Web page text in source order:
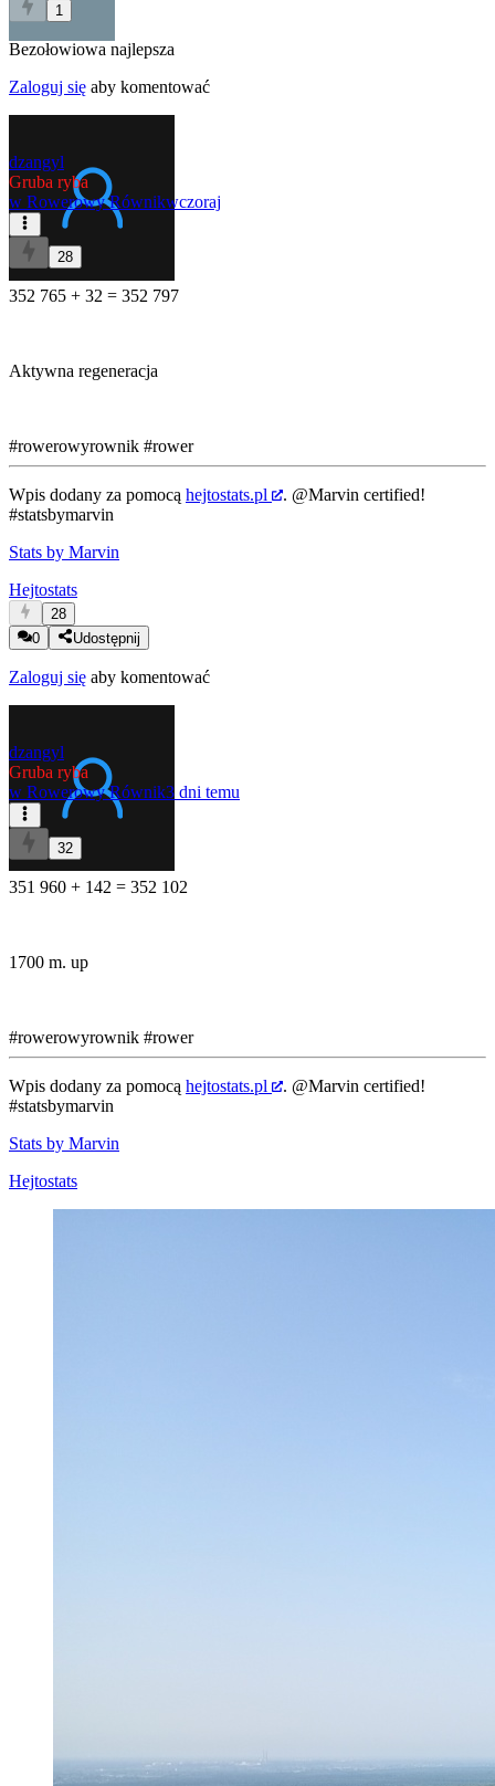
1
Bezołowiowa najlepsza
Zaloguj się aby komentować
dzangyl
Gruba ryba
w Rowerowy Równikwczoraj
28
352 765 + 32 = 352 797
Aktywna regeneracja
#rowerowyrownik #rower
Wpis dodany za pomocą hejtostats.pl . @Marvin certified!
#statsbymarvin
Stats by Marvin
Hejtostats
28
0
Udostępnij
Zaloguj się aby komentować
dzangyl
Gruba ryba
w Rowerowy Równik3 dni temu
32
351 960 + 142 = 352 102
1700 m. up
#rowerowyrownik #rower
Wpis dodany za pomocą hejtostats.pl . @Marvin certified!
#statsbymarvin
Stats by Marvin
Hejtostats